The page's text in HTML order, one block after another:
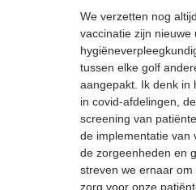
We verzetten nog
vaccinatie zijn
tussen elke golf
aangepakt. Ik denk in
in covid-afdelingen,
screening van
de implementatie van
de zorgeenheden en
streven we ernaar
zorg voor onze